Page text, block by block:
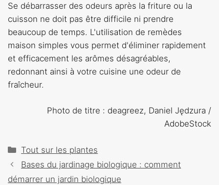
Se débarrasser des odeurs après la friture ou la
cuisson ne doit pas être difficile ni prendre
beaucoup de temps. L'utilisation de remèdes
maison simples vous permet d'éliminer rapidement
et efficacement les arômes désagréables,
redonnant ainsi à votre cuisine une odeur de
fraîcheur.
Photo de titre : deagreez, Daniel Jędzura /
AdobeStock
Catégories
Tout sur les plantes
Navigation
des
Bases du jardinage biologique : comment
démarrer un jardin biologique